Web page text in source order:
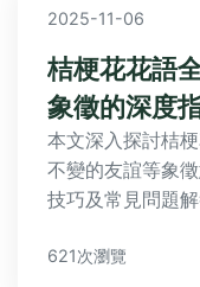
2025-11-06
桔梗花花語
象徵的深度
本文深入探討桔
不變的友誼等象
技巧及常見問題
疑惑。
621次瀏覽